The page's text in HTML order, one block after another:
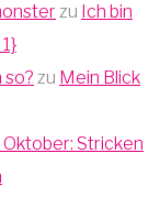
zu Ich bin
so? zu Mein Blick
Oktober: Stricken